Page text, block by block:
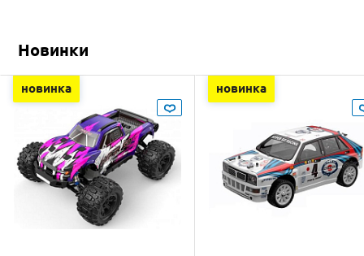
Новинки
новинка новинка